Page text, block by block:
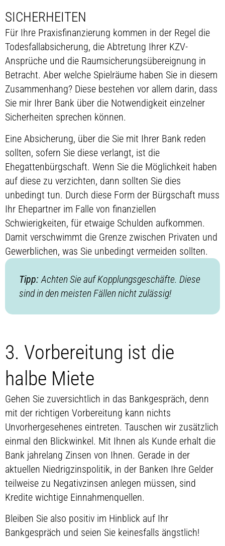
SICHERHEITEN
Für Ihre Praxisfinanzierung kommen in der Regel die
Todesfallabsicherung, die Abtretung Ihrer KZV-
Ansprüche und die Raumsicherungsübereignung in
Betracht. Aber welche Spielräume haben Sie in diesem
Zusammenhang? Diese bestehen vor allem darin, dass
Sie mir Ihrer Bank über die Notwendigkeit einzelner
Sicherheiten sprechen können.
Eine Absicherung, über die Sie mit Ihrer Bank reden
sollten, sofern Sie diese verlangt, ist die
Ehegattenbürgschaft. Wenn Sie die Möglichkeit haben
auf diese zu verzichten, dann sollten Sie dies
unbedingt tun. Durch diese Form der Bürgschaft muss
Ihr Ehepartner im Falle von finanziellen
Schwierigkeiten, für etwaige Schulden aufkommen.
Damit verschwimmt die Grenze zwischen Privaten und
Gewerblichen, was Sie unbedingt vermeiden sollten.
Tipp: Achten Sie auf Kopplungsgeschäfte. Diese
sind in den meisten Fällen nicht zulässig!
3. Vorbereitung ist die
halbe Miete
Gehen Sie zuversichtlich in das Bankgespräch, denn
mit der richtigen Vorbereitung kann nichts
Unvorhergesehenes eintreten. Tauschen wir zusätzlich
einmal den Blickwinkel. Mit Ihnen als Kunde erhalt die
Bank jahrelang Zinsen von Ihnen. Gerade in der
aktuellen Niedrigzinspolitik, in der Banken Ihre Gelder
teilweise zu Negativzinsen anlegen müssen, sind
Kredite wichtige Einnahmenquellen.
Bleiben Sie also positiv im Hinblick auf Ihr
Bankgespräch und seien Sie keinesfalls ängstlich!